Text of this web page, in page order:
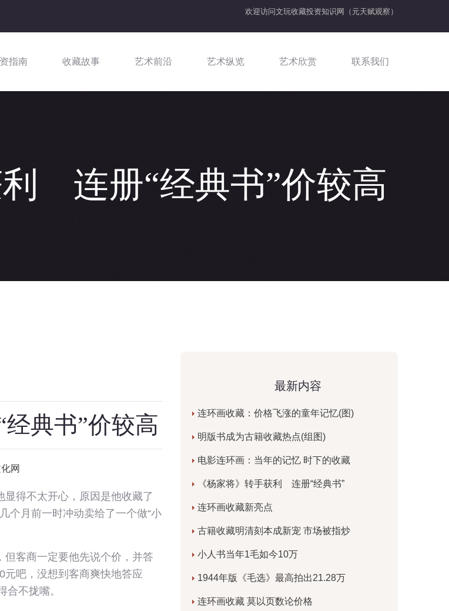
欢迎访问文玩收藏投资知识网（元天赋观察）
指南 收藏故事 艺术前沿 艺术纵览 艺术欣赏 联系我们
利 连册“经典书”价较高
典书”价较高
网
得不太开心，原因是他收藏了
个月前一时冲动卖给了一个做“小
客商一定要他先说个价，并答
元吧，没想到客商爽快地答应
不拢嘴。
最新内容
连环画收藏：价格飞涨的童年记忆(图)
明版书成为古籍收藏热点(组图)
电影连环画：当年的记忆 时下的收藏
《杨家将》转手获利 连册“经典书”
连环画收藏新亮点
古籍收藏明清刻本成新宠 市场被指炒
小人书当年1毛如今10万
1944年版《毛选》最高拍出21.28万
连环画收藏 莫以页数论价格